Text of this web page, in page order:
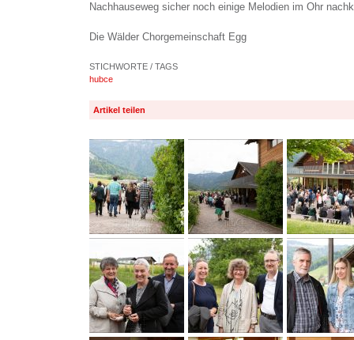
Nachhauseweg sicher noch einige Melodien im Ohr
Die Wälder Chorgemeinschaft Egg
STICHWORTE / TAGS
hubce
Artikel teilen